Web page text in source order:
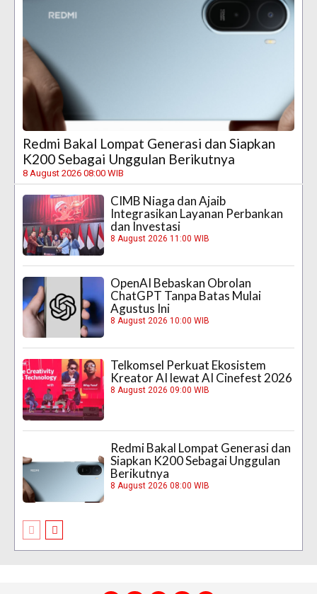
Redmi Bakal Lompat Generasi dan Siapkan
K200 Sebagai Unggulan Berikutnya
8 August 2026 08:00 WIB
CIMB Niaga dan Ajaib
Integrasikan Layanan Perbankan
dan Investasi
8 August 2026 11:00 WIB
OpenAI Bebaskan Obrolan
ChatGPT Tanpa Batas Mulai
Agustus Ini
8 August 2026 10:00 WIB
Telkomsel Perkuat Ekosistem
Kreator AI lewat AI Cinefest 2026
8 August 2026 09:00 WIB
Redmi Bakal Lompat Generasi dan
Siapkan K200 Sebagai Unggulan
Berikutnya
8 August 2026 08:00 WIB